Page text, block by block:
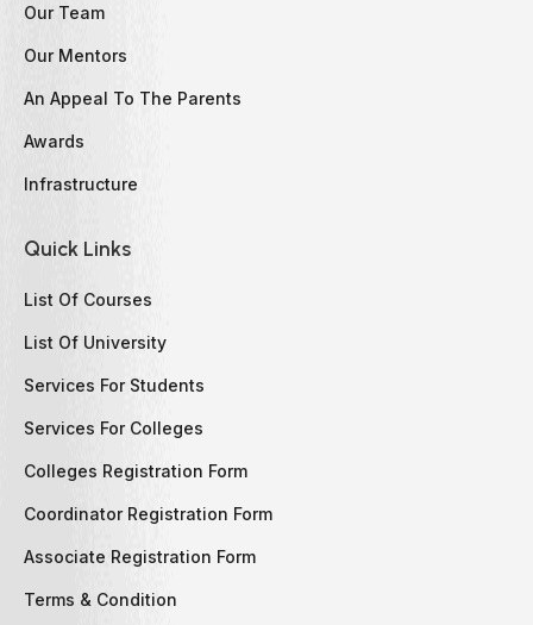
Our Team
Our Mentors
An Appeal To The Parents
Awards
Infrastructure
Quick Links
List Of Courses
List Of University
Services For Students
Services For Colleges
Colleges Registration Form
Coordinator Registration Form
Associate Registration Form
Terms & Condition